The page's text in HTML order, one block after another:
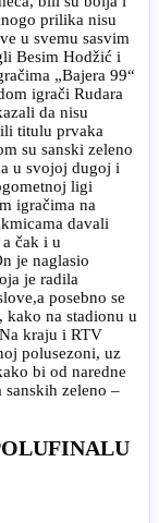
prilika nisu
u svemu sasvim
Besim Hodžić i
„Bajera 99“
igrači Rudara
da nisu
titulu prvaka
su sanski zeleno
u svojoj dugoj i
ligi
igračima na
davali
čak i u
je naglasio
je radila
posebno se
na stadionu u
kraju i RTV
polusezoni, uz
bi od naredne
sanskih zeleno –